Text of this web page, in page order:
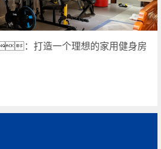
：打造一个理想的家用健身房